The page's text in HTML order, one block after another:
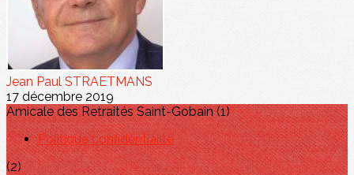
Jean Paul STRAETMANS
17 décembre 2019
Amicale des Retraités Saint-Gobain (1)
Politique confidentialité
(2)